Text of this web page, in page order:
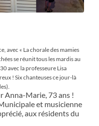
avec « La chorale des mamies
se réunit tous les mardis au
avec la professeure Lisa
! Six chanteuses ce jour-là
Anna-Marie, 73 ans !
et musicienne
aux résidents du